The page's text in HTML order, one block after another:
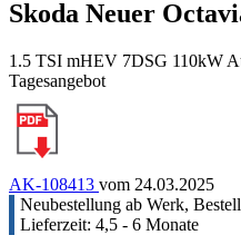
Skoda Neuer
1.5 TSI mHEV 7DSG 110kW
Tagesangebot
AK-108413 vom 24.03.2025
Neubestellung ab Werk,
Lieferzeit: 4,5 - 6 Monate